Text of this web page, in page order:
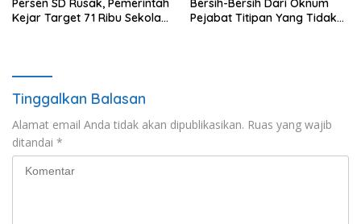
Persen SD Rusak, Pemerintah
Kejar Target 71 Ribu Sekolah
Bersih-Bersih Dari Oknum
Pejabat Titipan Yang Tidak
Tinggalkan Balasan
Alamat email Anda tidak akan dipublikasikan. Ruas yang wajib
ditandai *